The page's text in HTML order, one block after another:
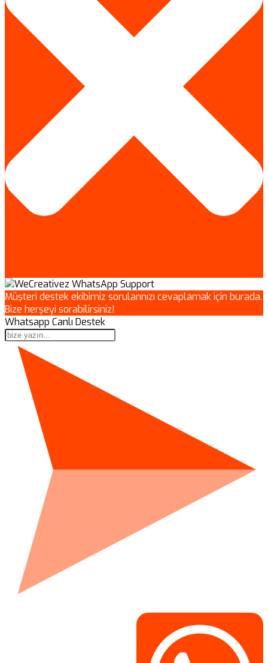
Müşteri destek ekibimiz sorularınızı cevaplamak için burada.
Bize herşeyi sorabilirsiniz!
Whatsapp Canlı Destek